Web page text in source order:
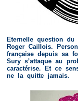
Eternelle question
Roger Caillois.
française depuis sa
Sury s’attaque au
caractérise.
Et ce
ne la quitte jamais.